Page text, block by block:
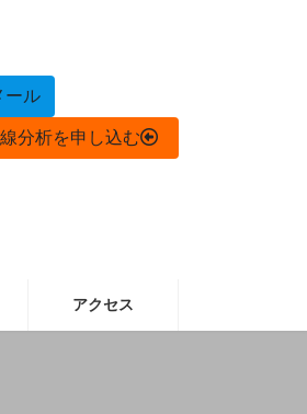
ール
分析を申し込む
アクセス